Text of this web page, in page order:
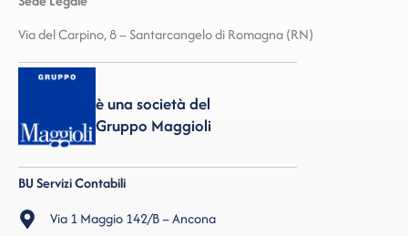
Via del Carpino, 8 – Santarcangelo di Romagna (RN)
è una società del
Gruppo Maggioli
BU Servizi Contabili
Via 1 Maggio 142/B – Ancona